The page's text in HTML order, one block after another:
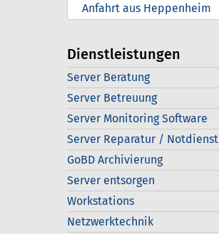
Anfahrt aus Heppenheim
Dienstleistungen
Server Beratung
Server Betreuung
Server Monitoring Software
Server Reparatur / Notdienst
GoBD Archivierung
Server entsorgen
Workstations
Netzwerktechnik